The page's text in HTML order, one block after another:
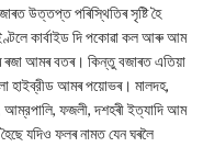
উত্তপ্ত পৰিস্থিতিৰ সৃষ্টি হৈ
কার্বাইড দি পকোৱা কল আৰু আম
ৰজা আমৰ বতৰ। কিন্তু বজাৰত এতিয়া
হাইব্রীড আমৰ পয়োভৰ। মালদহ,
আম্রপালি, ফজলী, দশহৰী ইত্যাদি আম
যদিও ফলৰ নামত যেন ঘৰলৈ